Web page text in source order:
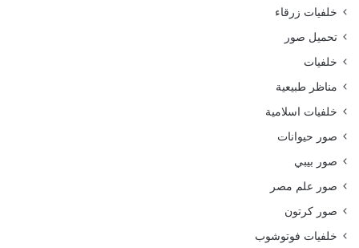
خلفيات زرقاء
تحميل صور
خلفيات
مناظر طبيعية
خلفيات اسلامية
صور حيوانات
صور بيبي
صور علم مصر
صور كرتون
خلفيات فوتوشوب